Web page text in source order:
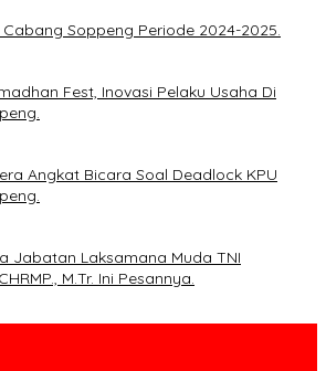
Cabang Soppeng Periode 2024-2025.
Fest, Inovasi Pelaku Usaha Di
Angkat Bicara Soal Deadlock KPU
Jabatan Laksamana Muda TNI
M.Tr. Ini Pesannya.